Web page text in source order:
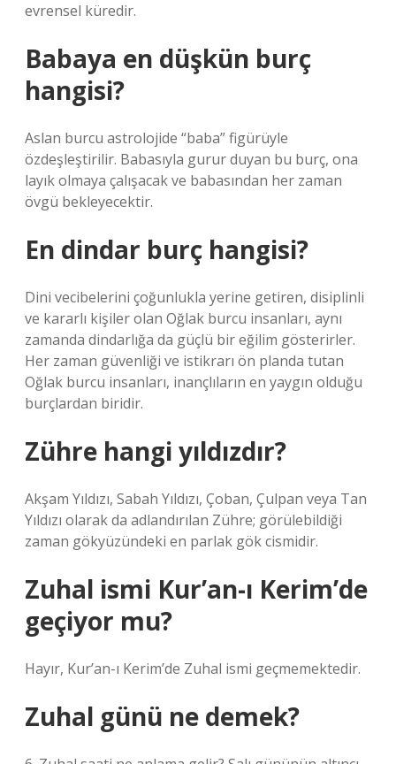
evrensel küredir.
Babaya en düşkün burç
hangisi?
Aslan burcu astrolojide “baba” figürüyle
özdeşleştirilir. Babasıyla gurur duyan bu burç, ona
layık olmaya çalışacak ve babasından her zaman
övgü bekleyecektir.
En dindar burç hangisi?
Dini vecibelerini çoğunlukla yerine getiren, disiplinli
ve kararlı kişiler olan Oğlak burcu insanları, aynı
zamanda dindarlığa da güçlü bir eğilim gösterirler.
Her zaman güvenliği ve istikrarı ön planda tutan
Oğlak burcu insanları, inançlıların en yaygın olduğu
burçlardan biridir.
Zühre hangi yıldızdır?
Akşam Yıldızı, Sabah Yıldızı, Çoban, Çulpan veya Tan
Yıldızı olarak da adlandırılan Zühre; görülebildiği
zaman gökyüzündeki en parlak gök cismidir.
Zuhal ismi Kur’an-ı Kerim’de
geçiyor mu?
Hayır, Kur’an-ı Kerim’de Zuhal ismi geçmemektedir.
Zuhal günü ne demek?